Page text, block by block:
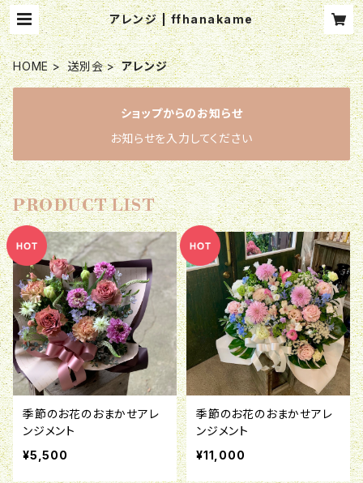
アレンジ | ffhanakame
HOME 送別会 アレンジ
ショップからのお知らせ
お知らせを入力してください
PRODUCT LIST
季節のお花のおまかせアレ
ンジメント
¥5,500
季節のお花のおまかせアレ
ンジメント
¥11,000